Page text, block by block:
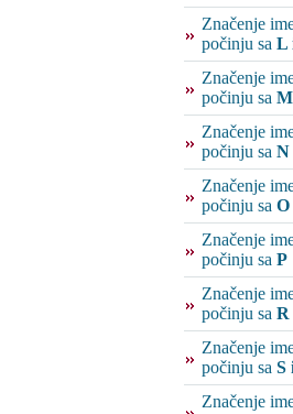
Značenje
počinju sa L
Značenje
počinju sa M
Značenje
počinju sa N
Značenje
počinju sa O
Značenje
počinju sa P
Značenje
počinju sa R
Značenje
počinju sa S
Značenje